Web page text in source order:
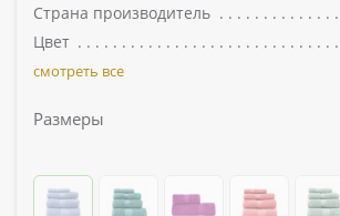
Страна производитель
Цвет
смотреть все
Размеры